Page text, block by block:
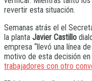
revertir esta situación.
Semanas atrás el el
la planta Javier Castillo
empresa “llevó una línea
motivo de esta decisión en
trabajadores con otro